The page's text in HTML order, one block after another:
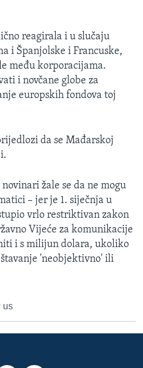
reagirala i u slučaju
i Španjolske i Francuske,
među korporacijama.
i novčane globe za
europskih fondova toj
da se Mađarskoj
žale se da ne mogu
– jer je 1. siječnja u
vrlo restriktivan zakon
Vijeće za komunikacije
i s milijun dolara, ukoliko
'neobjektivno' ili
us